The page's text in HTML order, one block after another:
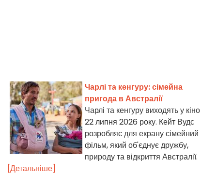
Чарлі та кенгуру: сімейна
пригода в Австралії
Чарлі та кенгуру виходять у кіно
22 липня 2026 року. Кейт Вудс
розробляє для екрану сімейний
фільм, який об'єднує дружбу,
природу та відкриття Австралії.
[Детальніше]